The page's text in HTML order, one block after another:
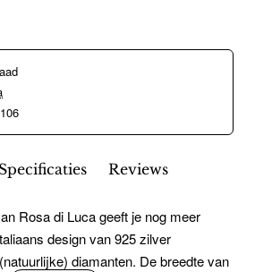
Specificaties Reviews
Rosa di Luca geeft je nog meer
design van 925 zilver
diamanten. De breedte van